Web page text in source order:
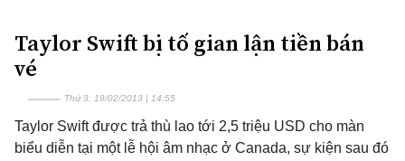
Taylor Swift bị tố gian lận tiền bán
vé
Thứ 3, 19/02/2013 | 14:55
Taylor Swift được trả thù lao tới 2,5 triệu USD cho màn
biểu diễn tại một lễ hội âm nhạc ở Canada, sự kiện sau đó